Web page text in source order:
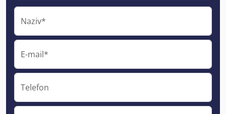
Naziv*
E-mail*
Telefon